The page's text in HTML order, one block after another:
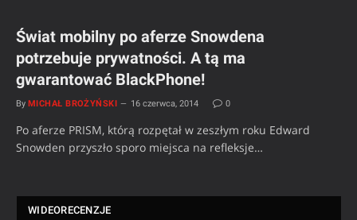
Świat mobilny po aferze Snowdena
potrzebuje prywatności. A tą ma
gwarantować BlackPhone!
By MICHAŁ BROŻYŃSKI 16 czerwca, 2014 0
Po aferze PRISM, którą rozpętał w zeszłym roku Edward
Snowden przyszło sporo miejsca na refleksje…
WIDEORECENZJE